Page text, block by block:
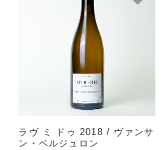
ラヴ ミ ドゥ 2018 / ヴァンサ
ン・ベルジュロン